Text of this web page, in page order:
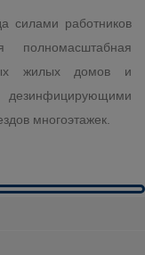
силами работников
полномасштабная
жилых домов и
многоэтажек.